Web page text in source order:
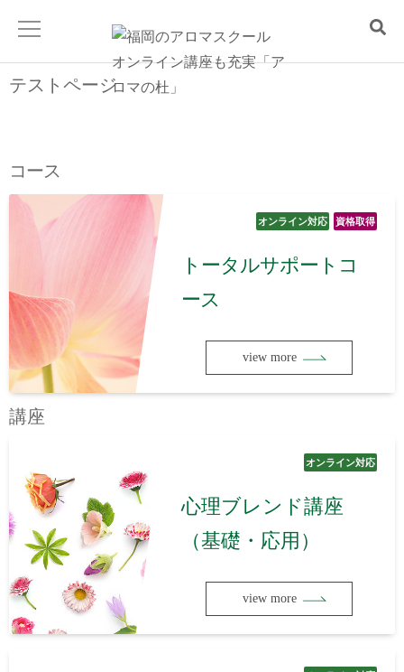
スクールについて
よくあるご質問
お問い合わせ
テストページ
コース
資格取得
オンライン対応
トータルサポートコ
ース
view more
講座
オンライン対応
心理ブレンド講座
（基礎・応用）
view more